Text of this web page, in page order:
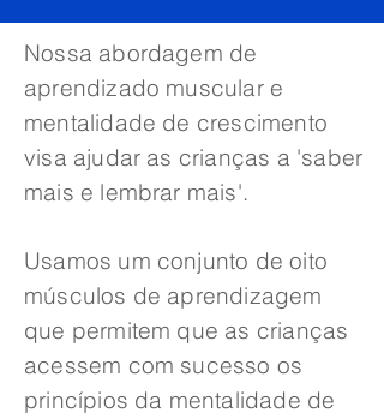
Nossa abordagem de
aprendizado muscular e
mentalidade de crescimento
visa ajudar as crianças a 'saber
mais e lembrar mais'.
Usamos um conjunto de oito
músculos de aprendizagem
que permitem que as crianças
acessem com sucesso os
princípios da mentalidade de